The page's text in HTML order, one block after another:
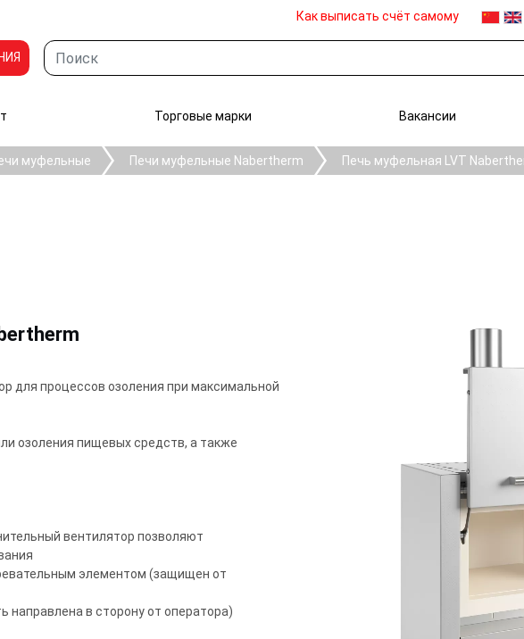
Как выписать счёт самому
Торговые марки Вакансии
муфельные Печи муфельные Nabertherm Печь муфельная LVT
для процессов озоления при максимальной
озоления пищевых средств, а также
вентилятор позволяют
элементом (защищен от
направлена в сторону от оператора)